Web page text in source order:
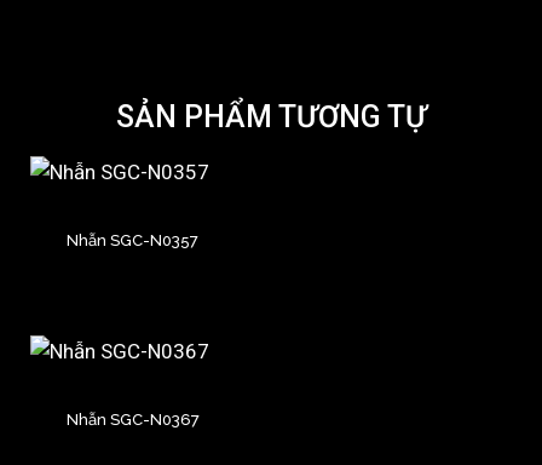
SẢN PHẨM TƯƠNG TỰ
Nhẫn SGC-N0357
Nhẫn SGC-N0367